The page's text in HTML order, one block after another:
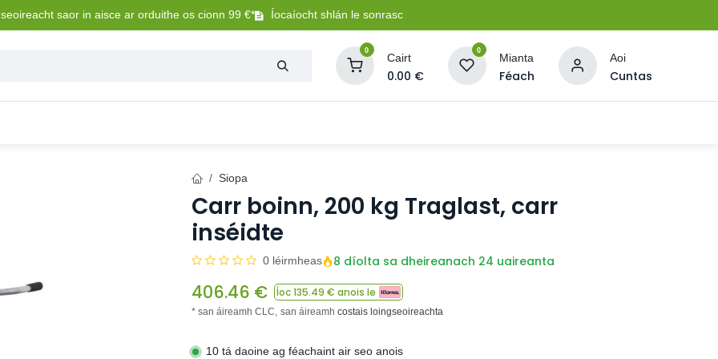
saor in aisce ar orduithe os cionn 99 €* Íocaíocht shlán le sonrasc
0
Cairt
0.00 €
0
Mianta
Féach
Aoi
Cuntas
Siopa
Carr boinn, 200 kg Traglast, carr
inséidte
0 léirmheas 8 díolta sa dheireanach 24 uaireanta
406.46 € Íoc135.49 € anois le
* san áireamh CLC, san áireamh costais loingseoireachta
10 tá daoine ag féachaint air seo anois